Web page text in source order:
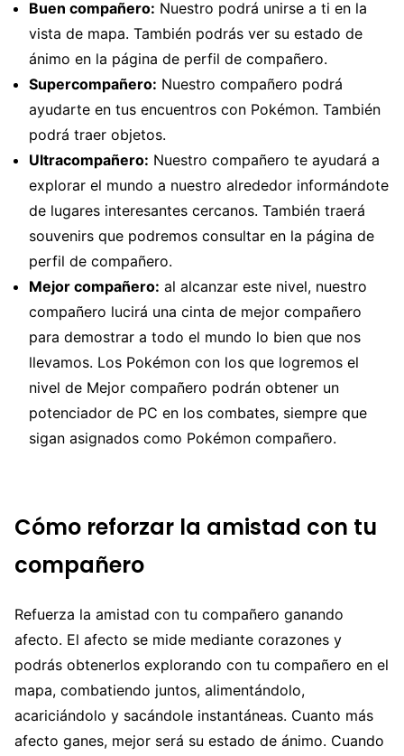
Buen compañero: Nuestro podrá unirse a ti en la
vista de mapa. También podrás ver su estado de
ánimo en la página de perfil de compañero.
Supercompañero: Nuestro compañero podrá
ayudarte en tus encuentros con Pokémon. También
podrá traer objetos.
Ultracompañero: Nuestro compañero te ayudará a
explorar el mundo a nuestro alrededor informándote
de lugares interesantes cercanos. También traerá
souvenirs que podremos consultar en la página de
perfil de compañero.
Mejor compañero: al alcanzar este nivel, nuestro
compañero lucirá una cinta de mejor compañero
para demostrar a todo el mundo lo bien que nos
llevamos. Los Pokémon con los que logremos el
nivel de Mejor compañero podrán obtener un
potenciador de PC en los combates, siempre que
sigan asignados como Pokémon compañero.
Cómo reforzar la amistad con tu
compañero
Refuerza la amistad con tu compañero ganando
afecto. El afecto se mide mediante corazones y
podrás obtenerlos explorando con tu compañero en el
mapa, combatiendo juntos, alimentándolo,
acariciándolo y sacándole instantáneas. Cuanto más
afecto ganes, mejor será su estado de ánimo. Cuando